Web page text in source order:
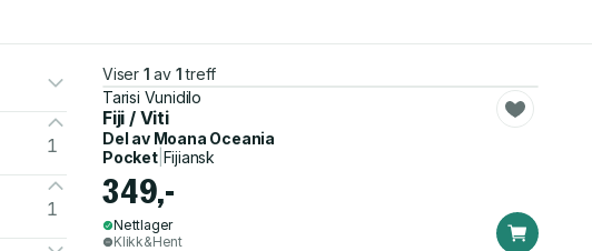
1
1
Viser 1 av 1 treff
Tarisi Vunidilo
Fiji / Viti
Del av Moana Oceania
Pocket| Fijiansk
349,-
Nettlager
Klikk&Hent